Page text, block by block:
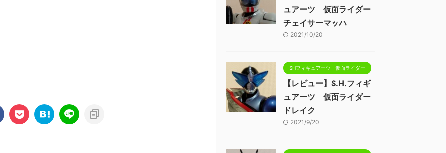
ュアーツ 仮面ライダー
チェイサーマッハ
2021/10/20
SHフィギュアーツ 仮面ライダー
【レビュー】S.H.フィギ
ュアーツ 仮面ライダー
ドレイク
2021/9/20